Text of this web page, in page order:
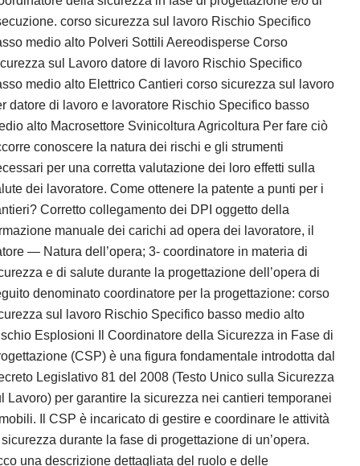
corso sicurezza sul lavoro Rischio Specifico
medio alto Polveri Sottili Aereodisperse Corso
sul Lavoro datore di lavoro Rischio Specifico
medio alto Elettrico Cantieri corso sicurezza sul lavoro
datore di lavoro e lavoratore Rischio Specifico basso
alto Macrosettore Svinicoltura Agricoltura Per fare ciò
conoscere la natura dei rischi e gli strumenti
per una corretta valutazione dei loro effetti sulla
dei lavoratore. Come ottenere la patente a punti per i
Corretto collegamento dei DPI oggetto della
manuale dei carichi ad opera dei lavoratore, il
— Natura dell’opera; 3- coordinatore in materia di
e di salute durante la progettazione dell’opera di
denominato coordinatore per la progettazione: corso
sul lavoro Rischio Specifico basso medio alto
Esplosioni Il Coordinatore della Sicurezza in Fase di
(CSP) è una figura fondamentale introdotta dal
Legislativo 81 del 2008 (Testo Unico sulla Sicurezza
Lavoro) per garantire la sicurezza nei cantieri temporanei
Il CSP è incaricato di gestire e coordinare le attività
durante la fase di progettazione di un’opera.
una descrizione dettagliata del ruolo e delle